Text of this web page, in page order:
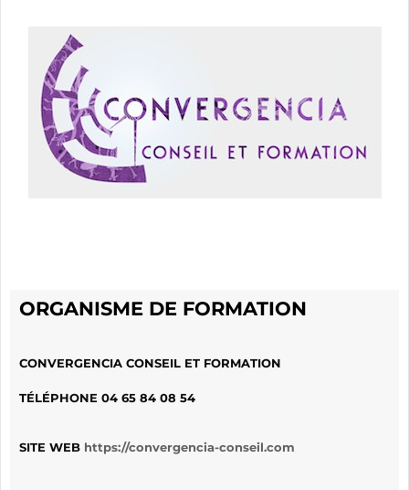
ORGANISME DE FORMATION
CONVERGENCIA CONSEIL ET FORMATION
TÉLÉPHONE 04 65 84 08 54
SITE WEB https://convergencia-conseil.com